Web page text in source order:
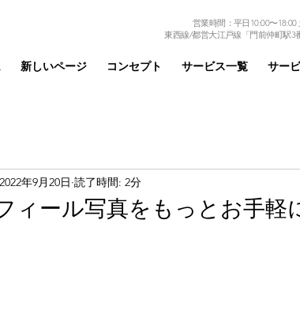
営業時間：平日10:00〜18:00
東西線/都営大江戸線「門前仲町駅3
新しいページ コンセプト サービス一覧 サー
ィール写真をもっとお手軽
2022年9月20日 読了時間: 2分